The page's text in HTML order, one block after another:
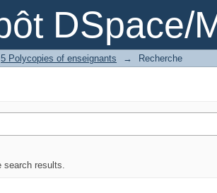
DSpace/
5 Polycopies of enseignants → Recherche
search results.